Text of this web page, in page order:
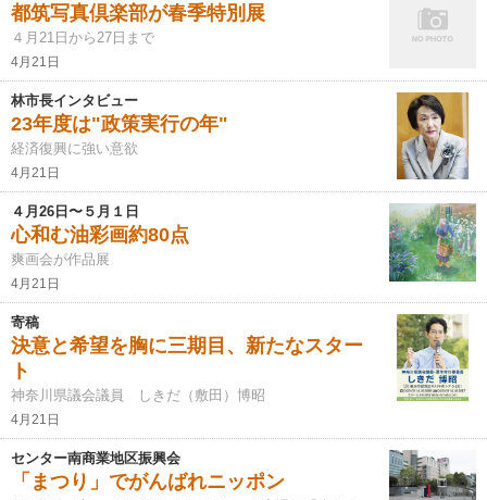
都筑写真倶楽部が春季特別展
４月21日から27日まで
4月21日
林市長インタビュー
23年度は"政策実行の年"
経済復興に強い意欲
4月21日
４月26日〜５月１日
心和む油彩画約80点
爽画会が作品展
4月21日
寄稿
決意と希望を胸に三期目、新たなスター
ト
神奈川県議会議員 しきだ（敷田）博昭
4月21日
センター南商業地区振興会
「まつり」でがんばれニッポン